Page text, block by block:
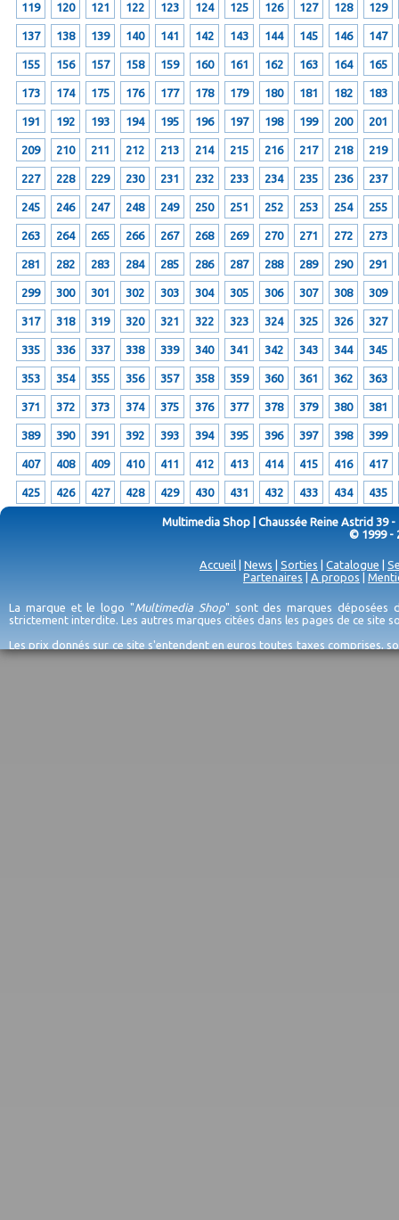
119 120 121 122 123 124 125 126 127 128 129
137 138 139 140 141 142 143 144 145 146 147
155 156 157 158 159 160 161 162 163 164 165
173 174 175 176 177 178 179 180 181 182 183
191 192 193 194 195 196 197 198 199 200 201
209 210 211 212 213 214 215 216 217 218 219
227 228 229 230 231 232 233 234 235 236 237
245 246 247 248 249 250 251 252 253 254 255
263 264 265 266 267 268 269 270 271 272 273
281 282 283 284 285 286 287 288 289 290 291
299 300 301 302 303 304 305 306 307 308 309
317 318 319 320 321 322 323 324 325 326 327
335 336 337 338 339 340 341 342 343 344 345
353 354 355 356 357 358 359 360 361 362 363
371 372 373 374 375 376 377 378 379 380 381
389 390 391 392 393 394 395 396 397 398 399
407 408 409 410 411 412 413 414 415 416 417
425 426 427 428 429 430 431 432 433 434 435
Multimedia Shop | Chaussée Reine Astrid 39 -
© 1999 -
Accueil News Sorties Catalogue
Partenaires
A propos
La marque et le logo "Multimedia Shop" sont des marques déposées
strictement interdite. Les autres marques citées dans les pages de ce site
Les prix donnés sur ce site s'entendent en euros toutes taxes comprises,
erreurs d'encodage, et sauf épuisement du stock et/ou impossibilité de